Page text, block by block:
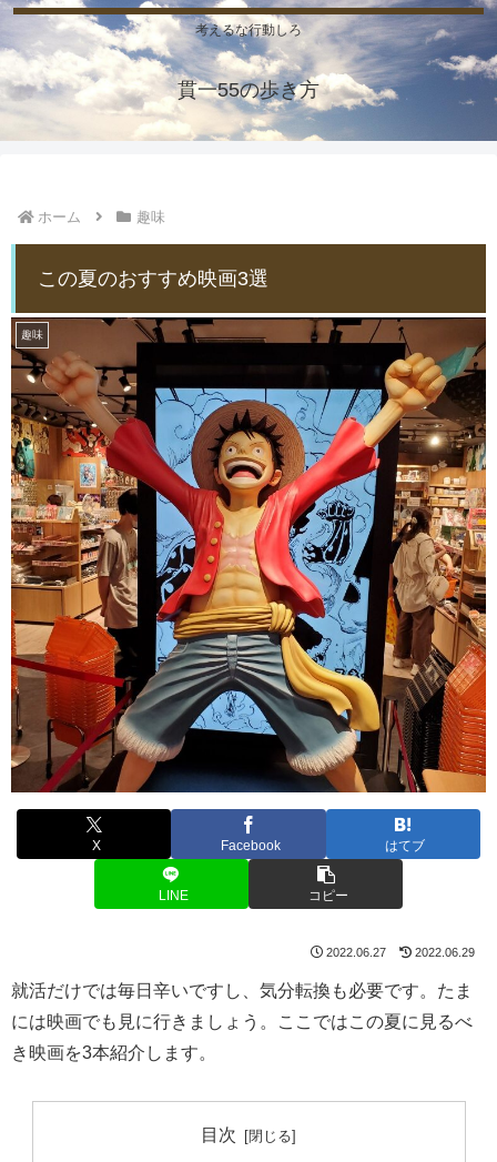
考えるな行動しろ
貫一55の歩き方
ホーム 趣味
この夏のおすすめ映画3選
趣味
X Facebook はてブ
LINE コピー
2022.06.27 2022.06.29
就活だけでは毎日辛いですし、気分転換も必要です。たま
には映画でも見に行きましょう。ここではこの夏に見るべ
き映画を3本紹介します。
目次